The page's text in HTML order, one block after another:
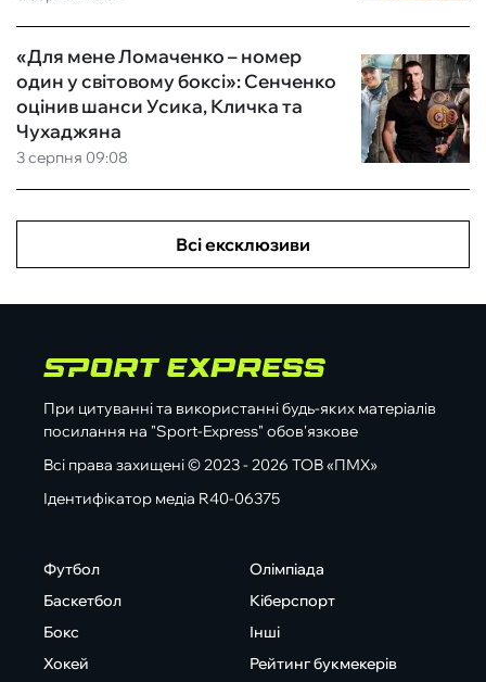
3 серпня 09:08
«Для мене Ломаченко – номер
один у світовому боксі»: Сенченко
оцінив шанси Усика, Кличка та
Чухаджяна
Всі ексклюзиви
При цитуванні та використанні будь-яких матеріалів
посилання на "Sport-Express" обов'язкове
Всі права захищені © 2023 - 2026 ТОВ «ПМХ»
Ідентифікатор медіа R40-06375
Футбол
Баскетбол
Бокс
Хокей
Олімпіада
Кіберспорт
Інші
Рейтинг букмекерів